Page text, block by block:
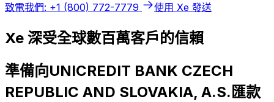
致電我們: +1 (800) 772-7779 使用 Xe 發送
Xe 深受全球數百萬客戶的信賴
準備向UNICREDIT BANK CZECH
REPUBLIC AND SLOVAKIA, A.S.匯款